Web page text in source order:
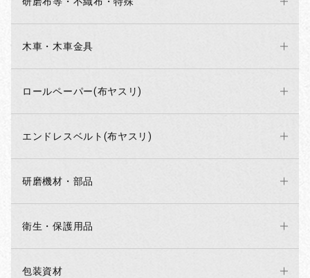
木車・木車金具
ロールペーパー(布ヤスリ)
エンドレスベルト(布ヤスリ)
研磨機材・部品
衛生・保護用品
包装資材